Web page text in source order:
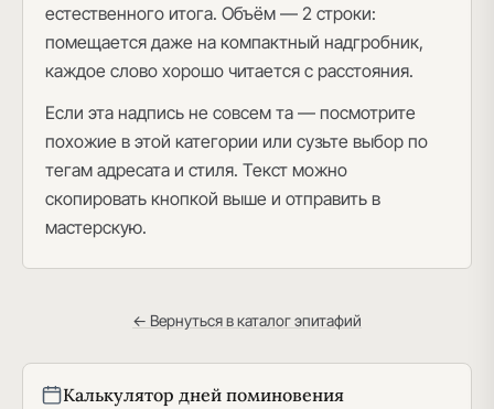
естественного итога. Объём — 2 строки:
помещается даже на компактный надгробник,
каждое слово хорошо читается с расстояния.
Если эта надпись не совсем та — посмотрите
похожие в этой категории или сузьте выбор по
тегам адресата и стиля. Текст можно
скопировать кнопкой выше и отправить в
мастерскую.
← Вернуться в каталог эпитафий
Калькулятор дней поминовения